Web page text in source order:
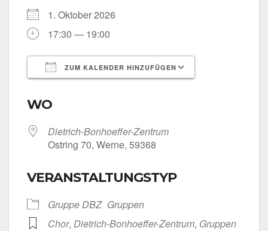
1. Okto­ber 2026
17:30 — 19:00
ZUM KALENDER HINZUFÜGEN
WO
Dietrich-Bonhoeffer-Zentrum
Ost­ring 70, Wer­ne, 59368
VERANSTALTUNGSTYP
Grup­pe DBZ Grup­pen
Chor, Dietrich-Bonhoeffer-Zentrum, Grup­pen